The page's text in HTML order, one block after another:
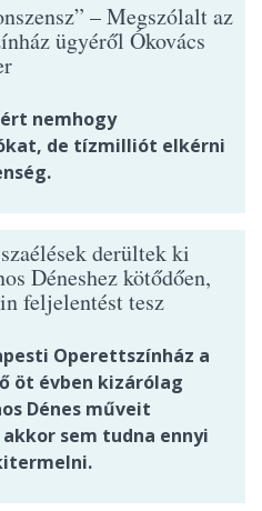
– Megszólalt az
ügyéről Ókovács
nemhogy
de tízmilliót elkérni
derültek ki
Déneshez kötődően,
feljelentést tesz
Operettszínház a
öt évben kizárólag
Dénes műveit
sem tudna ennyi